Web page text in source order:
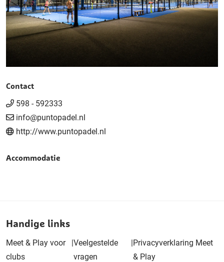
Contact
598 - 592333
info@puntopadel.nl
http://www.puntopadel.nl
Accommodatie
Handige links
Meet & Play voor
clubs
|Veelgestelde
vragen
|Privacyverklaring Meet
& Play